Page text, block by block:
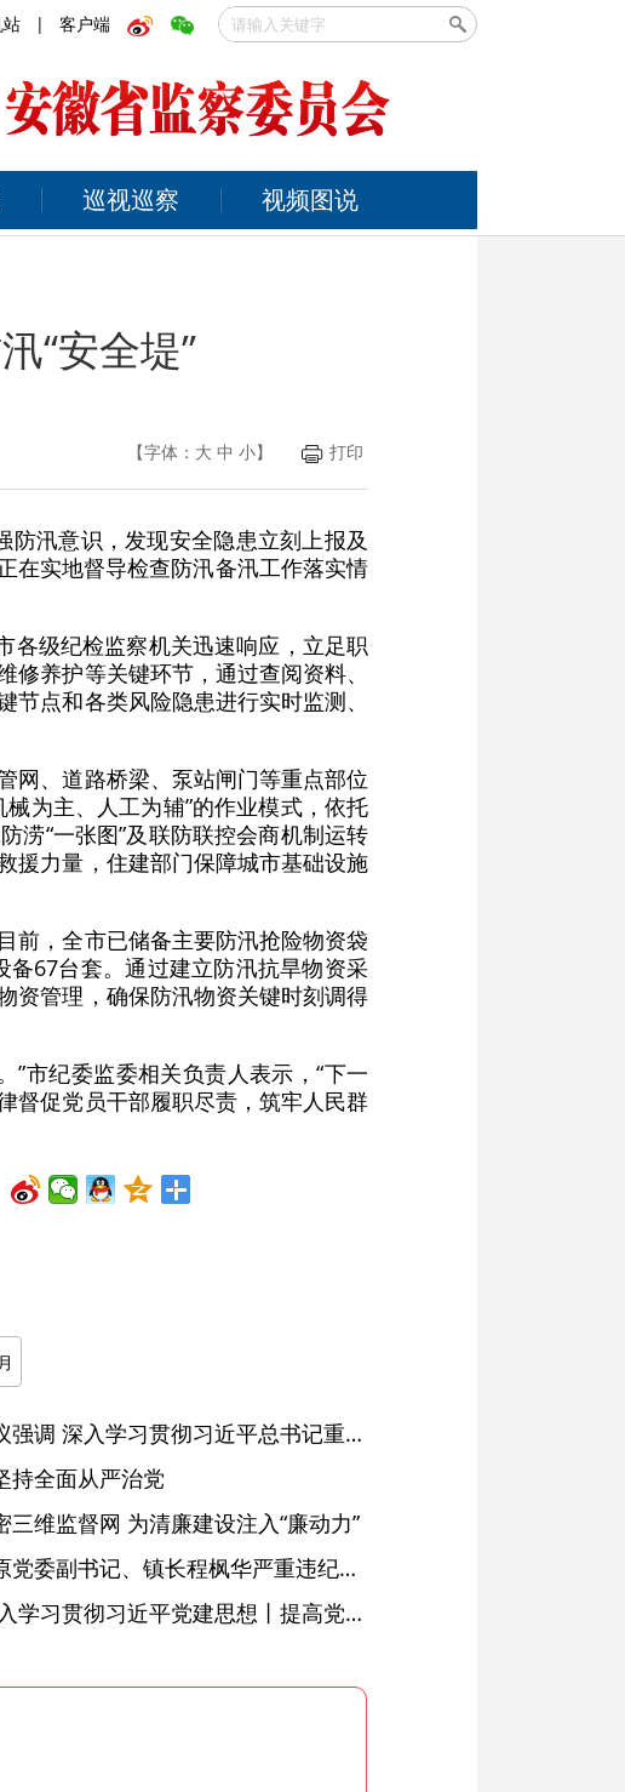
| 客户端
巡视巡察 视频图说
“安全堤”
【字体： 大 中 小】 打印
汛意识，发现安全隐患立刻上报及
在实地督导检查防汛备汛工作落实情
各级纪检监察机关迅速响应，立足职
养护等关键环节，通过查阅资料、
点和各类风险隐患进行实时监测、
网、道路桥梁、泵站闸门等重点部位
为主、人工为辅”的作业模式，依托
涝“一张图”及联防联控会商机制运转
援力量，住建部门保障城市基础设施
前，全市已储备主要防汛抢险物资袋
67台套。通过建立防汛抗旱物资采
资管理，确保防汛物资关键时刻调得
市纪委监委相关负责人表示，“下一
督促党员干部履职尽责，筑牢人民群
省委常委会会议强调 深入学习贯彻习近平总书记重要讲话精神 以高质量党建引领高质量发展 梁言顺主持并讲话
持全面从严治党
三维监督网 为清廉建设注入“廉动力”
绩溪县长安镇原党委副书记、镇长程枫华严重违纪违法被开除党籍和公职
学习进行时·深入学习贯彻习近平党建思想丨提高党的战斗力的法宝